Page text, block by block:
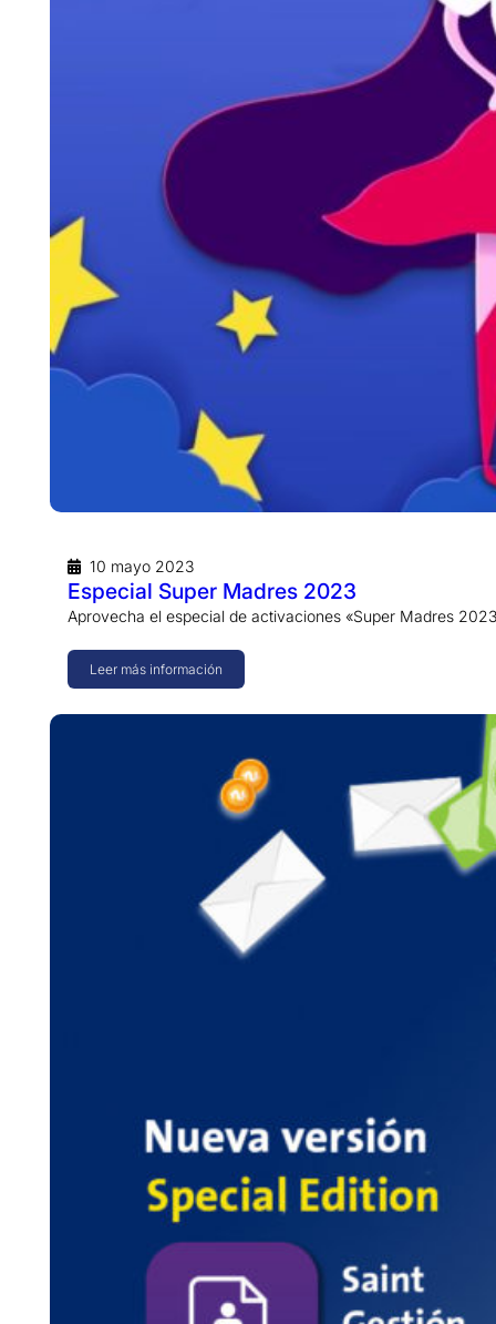
10 mayo 2023
Especial Super Madres 2023
Aprovecha el especial de activaciones «Super Madres
Leer más información